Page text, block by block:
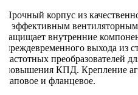
корпус из
эффективным вентиляторным
внутренние
выхода из
преобразователей
КПД. Крепление
и фланцевое.